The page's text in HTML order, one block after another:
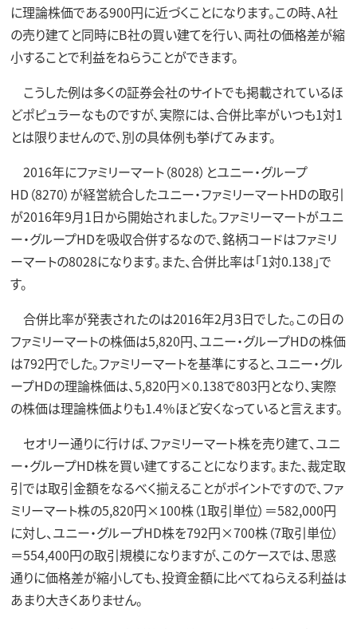
に理論株価である900円に近づくことになります。この時、A社
の売り建てと同時にB社の買い建てを行い、両社の価格差が縮
小することで利益をねらうことができます。
こうした例は多くの証券会社のサイトでも掲載されているほ
どポピュラーなものですが、実際には、合併比率がいつも1対1
とは限りませんので、別の具体例も挙げてみます。
2016年にファミリーマート（8028）とユニー・グループ
HD（8270）が経営統合したユニー・ファミリーマートHDの取引
が2016年9月1日から開始されました。ファミリーマートがユニ
ー・グループHDを吸収合併するなので、銘柄コードはファミリ
ーマートの8028になります。また、合併比率は「1対0.138」で
す。
合併比率が発表されたのは2016年2月3日でした。この日の
ファミリーマートの株価は5,820円、ユニー・グループHDの株価
は792円でした。ファミリーマートを基準にすると、ユニー・グル
ープHDの理論株価は、5,820円×0.138で803円となり、実際
の株価は理論株価よりも1.4％ほど安くなっていると言えます。
セオリー通りに行けば、ファミリーマート株を売り建て、ユニ
ー・グループHD株を買い建てすることになります。また、裁定取
引では取引金額をなるべく揃えることがポイントですので、ファ
ミリーマート株の5,820円×100株（1取引単位）＝582,000円
に対し、ユニー・グループHD株を792円×700株（7取引単位）
＝554,400円の取引規模になりますが、このケースでは、思惑
通りに価格差が縮小しても、投資金額に比べてねらえる利益は
あまり大きくありません。